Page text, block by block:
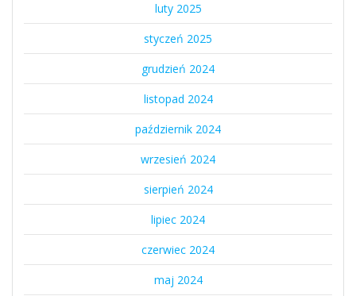
luty 2025
styczeń 2025
grudzień 2024
listopad 2024
październik 2024
wrzesień 2024
sierpień 2024
lipiec 2024
czerwiec 2024
maj 2024